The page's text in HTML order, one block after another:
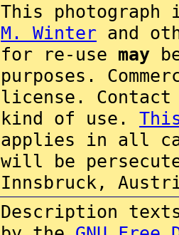
This
M. Winter and
for re-use may
purposes.
license.
kind of use.
applies in all
will be
Innsbruck,
Description